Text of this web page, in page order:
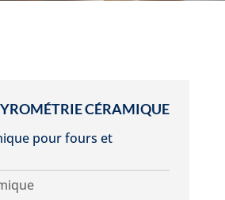
CÉRAMIQUE
pour fours et